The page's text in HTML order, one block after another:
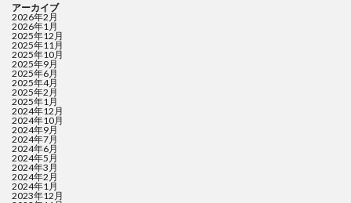
アーカイブ
2026年2月
2026年1月
2025年12月
2025年11月
2025年10月
2025年9月
2025年6月
2025年4月
2025年2月
2025年1月
2024年12月
2024年10月
2024年9月
2024年7月
2024年6月
2024年5月
2024年3月
2024年2月
2024年1月
2023年12月